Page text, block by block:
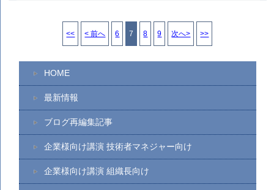
<< < 前へ 6 7 8 9 次へ> >>
HOME
最新情報
ブログ再編集記事
企業様向け講演 技術者マネジャー向け
企業様向け講演 組織長向け